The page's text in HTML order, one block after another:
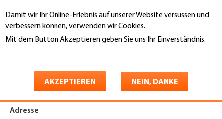
Damit wir Ihr Online-Erlebnis auf unserer Website versüssen und
verbessern können, verwenden wir Cookies.
Mit dem Button Akzeptieren geben Sie uns Ihr Einverständnis.
AKZEPTIEREN NEIN, DANKE
zum
Inhalt
Balzan & Immer Etanchéité SA
Adresse